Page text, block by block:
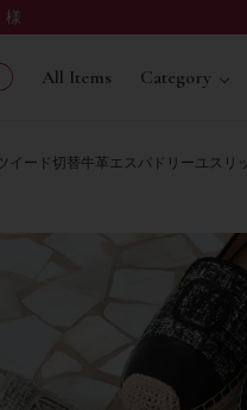
様
All Items Category
イード切替牛革エスパドリーユスリ